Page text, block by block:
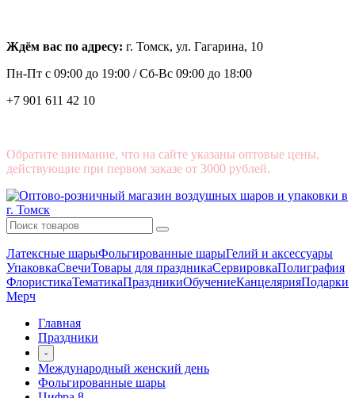
Ждём вас по адресу: г. Томск, ул. Гагарина, 10
Пн-Пт с 09:00 до 19:00 /Сб-Вс 09:00 до 18:00
+7 901 611 42 10
Обратите внимание, что на сайте указаны оптовые цены,
действующие при первом заказе от 3000 рублей.
Латексные шарыФольгированные шарыГелий и аксессуары
УпаковкаСвечиТовары для праздникаСервировкаПолиграфия
ФлористикаТематикаПраздникиОбучениеКанцелярияПодарки
Мерч
Главная
Праздники
-
Международный женский день
Фольгированные шары